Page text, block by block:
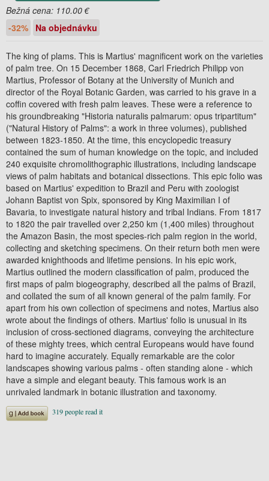
Bežná cena: 110.00 €
-32%
Na objednávku
The king of plams. This is Martius' magnificent work on the varieties
of palm tree. On 15 December 1868, Carl Friedrich Philipp von
Martius, Professor of Botany at the University of Munich and
director of the Royal Botanic Garden, was carried to his grave in a
coffin covered with fresh palm leaves. These were a reference to
his groundbreaking "Historia naturalis palmarum: opus tripartitum"
("Natural History of Palms": a work in three volumes), published
between 1823-1850. At the time, this encyclopedic treasury
contained the sum of human knowledge on the topic, and included
240 exquisite chromolithographic illustrations, including landscape
views of palm habitats and botanical dissections. This epic folio was
based on Martius' expedition to Brazil and Peru with zoologist
Johann Baptist von Spix, sponsored by King Maximilian I of
Bavaria, to investigate natural history and tribal Indians. From 1817
to 1820 the pair travelled over 2,250 km (1,400 miles) throughout
the Amazon Basin, the most species-rich palm region in the world,
collecting and sketching specimens. On their return both men were
awarded knighthoods and lifetime pensions. In his epic work,
Martius outlined the modern classification of palm, produced the
first maps of palm biogeography, described all the palms of Brazil,
and collated the sum of all known general of the palm family. For
apart from his own collection of specimens and notes, Martius also
wrote about the findings of others. Martius' folio is unusual in its
inclusion of cross-sectioned diagrams, conveying the architecture
of these mighty trees, which central Europeans would have found
hard to imagine accurately. Equally remarkable are the color
landscapes showing various palms - often standing alone - which
have a simple and elegant beauty. This famous work is an
unrivaled landmark in botanic illustration and taxonomy.